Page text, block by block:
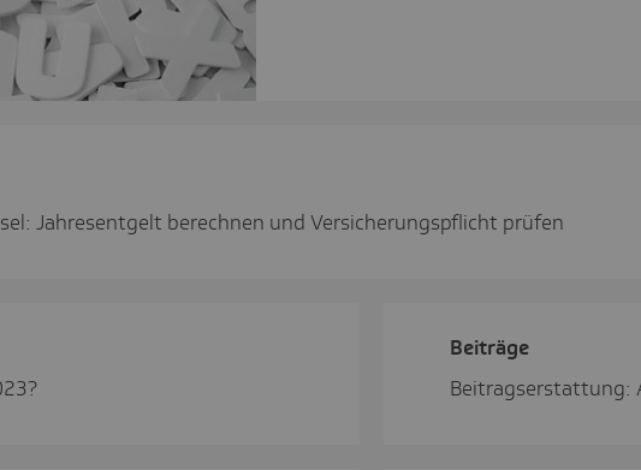
Jahresentgelt berechnen und Versicherungspflicht prüfen
Beiträge
Beitragserstattung: